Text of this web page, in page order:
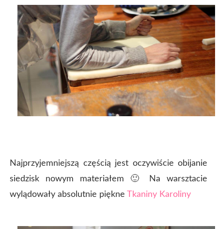
Najprzyjemniejszą częścią jest oczywiście obijanie
siedzisk nowym materiałem 🙂 Na warsztacie
wylądowały absolutnie piękne Tkaniny Karoliny